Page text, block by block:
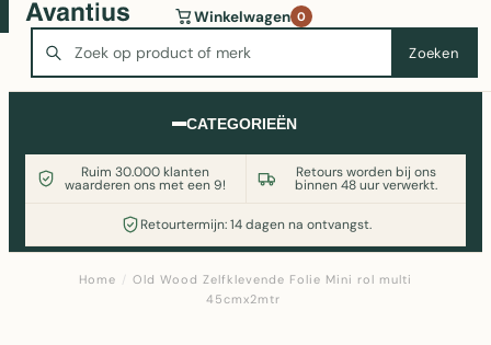
Zoeken
Winkelwagen 0
CATEGORIEËN
Ruim 30.000 klanten
waarderen ons met een 9!
Retours worden bij ons
binnen 48 uur verwerkt.
Retourtermijn: 14 dagen na ontvangst.
Wasmachine of koelkast nodig? Vergelijk alle prijzen op
Witgoedaanbod.nl
Home / Old Wood Zelfklevende Folie Mini rol multi
45cmx2mtr